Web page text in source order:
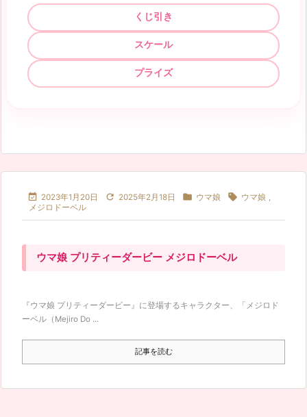
くじ引き
スケール
プライズ
 2023年1月20日  2025年2月18日  ウマ娘  ウマ娘 ,
メジロドーベル
ウマ娘 プリティーダービー メジロドーベル
『ウマ娘 プリティーダービー』に登場するキャラクター、「メジロド
ーベル（Mejiro Do ...
記事を読む